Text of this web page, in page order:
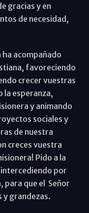
gracias y en
de necesidad,
acompañado
favoreciendo
crecer vuestras
la esperanza,
y animando
sociales y
de nuestra
creces vuestra
Pido a la
por
para que el Señor
grandezas.